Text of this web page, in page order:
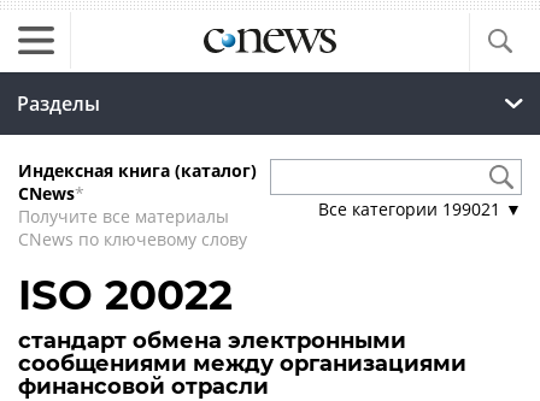
Разделы
Индексная книга (каталог)
CNews*
Получите все материалы
CNews по ключевому слову
Все категории 199021 ▼
ISO 20022
стандарт обмена электронными
сообщениями между организациями
финансовой отрасли